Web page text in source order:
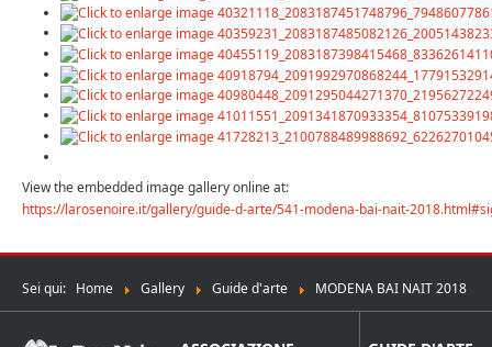
View the embedded image gallery online at:
https://larosenoire.it/gallery/guide-d-arte/541-modena-bai-nait-
Sei qui: Home Gallery Guide d'arte MODENA BAI NAIT 2018